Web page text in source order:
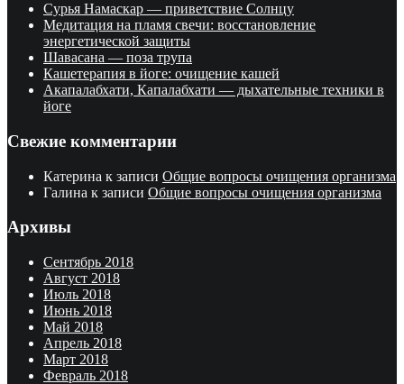
Сурья Намаскар — приветствие Солнцу
Медитация на пламя свечи: восстановление
энергетической защиты
Шавасана — поза трупа
Кашетерапия в йоге: очищение кашей
Акапалабхати, Капалабхати — дыхательные техники в
йоге
Свежие комментарии
Катерина к записи Общие вопросы очищения организма
Галина к записи Общие вопросы очищения организма
Архивы
Сентябрь 2018
Август 2018
Июль 2018
Июнь 2018
Май 2018
Апрель 2018
Март 2018
Февраль 2018